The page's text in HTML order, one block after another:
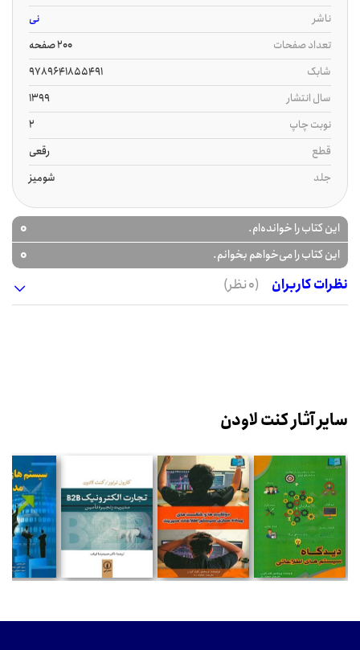
ناشر
نی
تعداد صفحات
200 صفحه
شابک
9789641855491
سال انتشار
1399
نوبت چاپ
2
قطع
رقعی
جلد
شومیز
این کتاب را خوانده‌ام. 0
این کتاب را می‌خواهم بخوانم.
0
نظرات کاربران
(0 نظر)
سایر آثار کنت لاودن